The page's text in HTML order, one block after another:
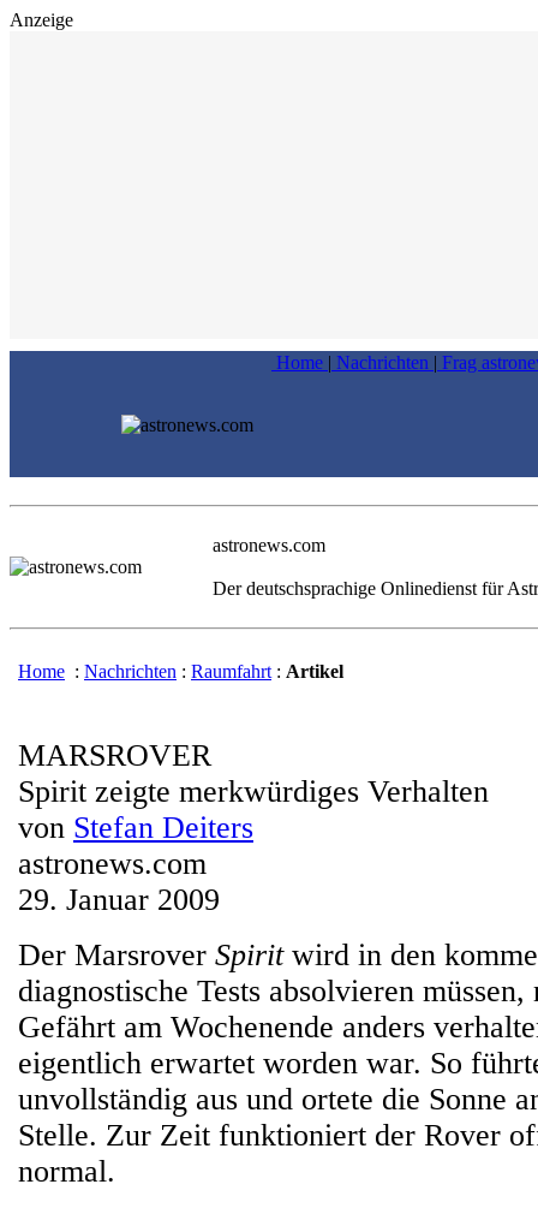
Anzeige
Home | Nachrichten | Frag
astronews.com
Der deutschsprachige Onlinedienst für
Home : Nachrichten : Raumfahrt : Artikel
MARSROVER
Spirit zeigte merkwürdiges Verhalten
von Stefan Deiters
astronews.com
29. Januar 2009
Der Marsrover Spiritwird in den
diagnostische Tests absolvieren müssen,
Gefährt am Wochenende anders
eigentlich erwartet worden war. So
unvollständig aus und ortete die Sonne
Stelle. Zur Zeit funktioniert der Rover
normal.